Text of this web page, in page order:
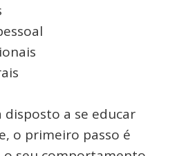
disposto a se educar
o primeiro passo é